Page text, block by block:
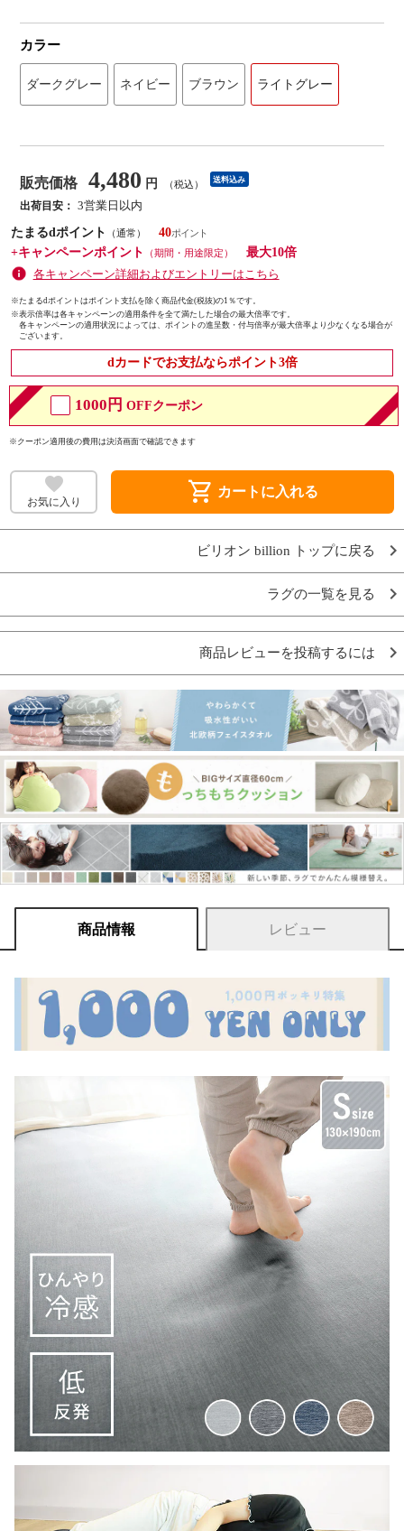
カラー
ダークグレー ネイビー ブラウン ライトグレー
販売価格 4,480 円 （税込） 送料込み
出荷目安： 3営業日以内
たまるdポイント
（通常）
40
+キャンペーンポイント
（期間・用途限定）
最大10倍
各キャンペーン詳細およびエントリーはこちら
※たまるdポイントはポイント支払を除く商品代金(税抜)の1％です。
※表示倍率は各キャンペーンの適用条件を全て満たした場合の最大倍率です。
各キャンペーンの適用状況によっては、ポイントの進呈数・付与倍率が最大倍率より少なくなる場合が
ございます。
dカードでお支払ならポイント3倍
1000円 OFFクーポン
※クーポン適用後の費用は決済画面で確認できます
お気に入り shopping_cart カートに入れる
ビリオン billion トップに戻る
ラグの一覧を見る
商品レビューを投稿するには
商品情報 レビュー